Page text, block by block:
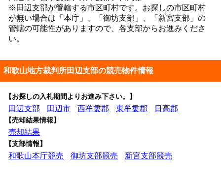
※田辺支部が管轄する市区町村です。お探しの市区町村
が無い場合は「本庁」、「御坊支部」、「新宮支部」の
管轄の可能性がありますので、各支部からお進みくださ
い。
和歌山地方裁判所田辺支部の競売物件情報
【お探しの入札期間よりお進み下さい。】
田辺支部 田辺市 西牟婁郡 東牟婁郡 日高郡
【売却結果情報】
売却結果
【支部情報】
和歌山本庁競売 御坊支部競売 新宮支部競売